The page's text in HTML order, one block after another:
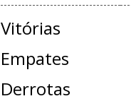
Vitórias
Empates
Derrotas